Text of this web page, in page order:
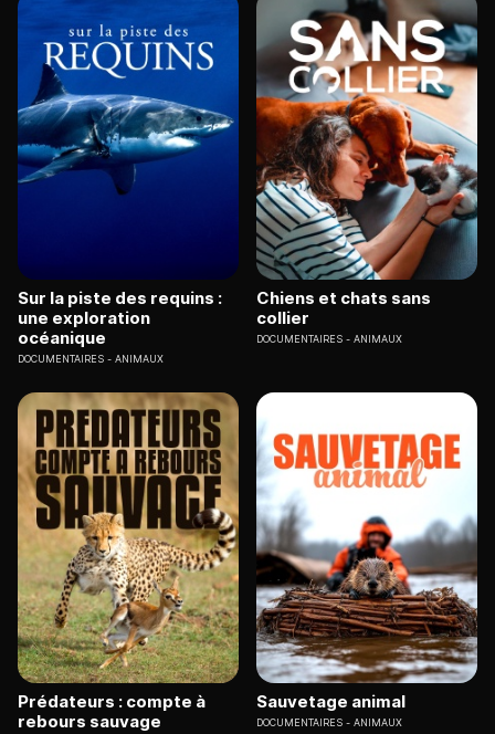
Sur la piste des requins :
une exploration
océanique
DOCUMENTAIRES ANIMAUX
Chiens et chats sans
collier
DOCUMENTAIRES ANIMAUX
Prédateurs : compte à
rebours sauvage
Sauvetage animal
DOCUMENTAIRES ANIMAUX